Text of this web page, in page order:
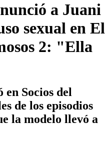
a Juani
sexual en El
2: "Ella
Socios del
de los episodios
la modelo llevó a